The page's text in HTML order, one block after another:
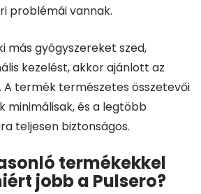
problémái vannak.
más gyógyszereket szed,
kezelést, akkor ajánlott az
A termék természetes összetevői
minimálisak, és a legtöbb
teljesen biztonságos.
termékekkel
jobb a Pulsero?